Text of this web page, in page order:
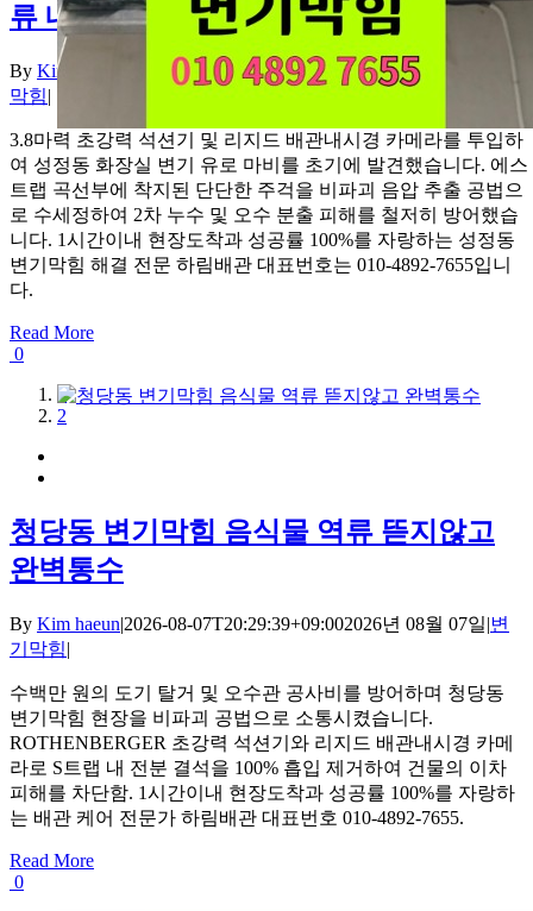
류 내시경
By Kim haeun 2026-08-07T20:36:58+09:002026년 08월 07일
막힘|
3.8마력 초강력 석션기 및 리지드 배관내시경 카메라를 투입하
여 성정동 화장실 변기 유로 마비를 초기에 발견했습니다. 에스
트랩 곡선부에 착지된 단단한 주걱을 비파괴 음압 추출 공법으
로 수세정하여 2차 누수 및 오수 분출 피해를 철저히 방어했습
니다. 1시간이내 현장도착과 성공률 100%를 자랑하는 성정동
변기막힘 해결 전문 하림배관 대표번호는 010-4892-7655입니
다.
Read More
0
1
2
청당동 변기막힘 음식물 역류 뜯지않고
완벽통수
By Kim haeun|2026-08-07T20:29:39+09:002026년 08월 07일|변
기막힘|
수백만 원의 도기 탈거 및 오수관 공사비를 방어하며 청당동
변기막힘 현장을 비파괴 공법으로 소통시켰습니다.
ROTHENBERGER 초강력 석션기와 리지드 배관내시경 카메
라로 S트랩 내 전분 결석을 100% 흡입 제거하여 건물의 이차
피해를 차단함. 1시간이내 현장도착과 성공률 100%를 자랑하
는 배관 케어 전문가 하림배관 대표번호 010-4892-7655.
Read More
0